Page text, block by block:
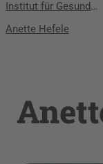
Institut für Gesundheit, Altern, Arbeit und Technik (GAT)
Anette Hefele